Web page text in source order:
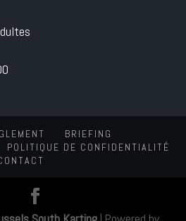
BRIEFING
POLITIQUE DE CONFIDENTIALITÉ